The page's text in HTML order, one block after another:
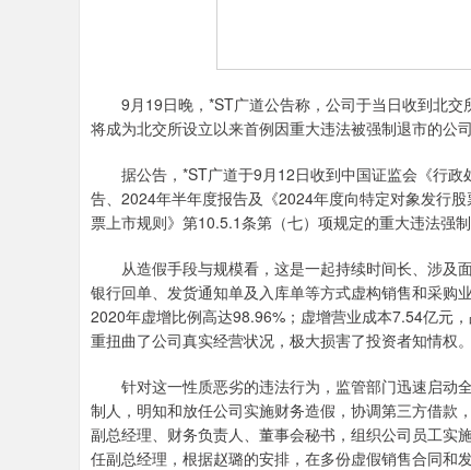
9月19日晚，*ST广道公告称，公司于当日收到北交
将成为北交所设立以来首例因重大违法被强制退市的公司
据公告，*ST广道于9月12日收到中国证监会《行政
告、2024年半年度报告及《2024年度向特定对象发行
票上市规则》第10.5.1条第（七）项规定的重大违法强
从造假手段与规模看，这是一起持续时间长、涉及面
银行回单、发货通知单及入库单等方式虚构销售和采购
2020年虚增比例高达98.96%；虚增营业成本7.54亿元
重扭曲了公司真实经营状况，极大损害了投资者知情权。
针对这一性质恶劣的违法行为，监管部门迅速启动
制人，明知和放任公司实施财务造假，协调第三方借款
副总经理、财务负责人、董事会秘书，组织公司员工实
任副总经理，根据赵璐的安排，在多份虚假销售合同和